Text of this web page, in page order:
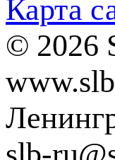
Карта
© 2026